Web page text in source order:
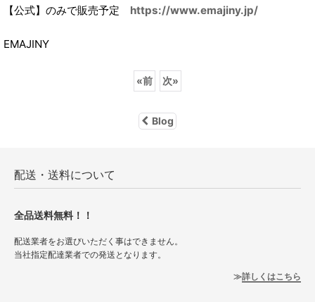
【公式】のみで販売予定 https://www.emajiny.jp/
EMAJINY
«前 次»
Blog
配送・送料について
全品送料無料！！
配送業者をお選びいただく事はできません。
当社指定配達業者での発送となります。
詳しくはこちら